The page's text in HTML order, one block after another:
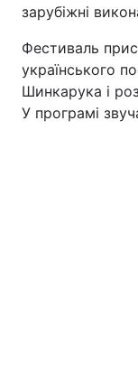
зарубіжні
Фестиваль
українського
Шинкарука і
У програмі